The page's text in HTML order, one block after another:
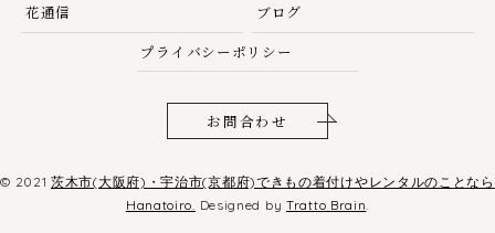
花通信
ブログ
プライバシーポリシー
お問合わせ
© 2021茨木市(大阪府)・宇治市(京都府)できもの着付けやレンタルのことなら
Hanatoiro. Designed by Tratto Brain.